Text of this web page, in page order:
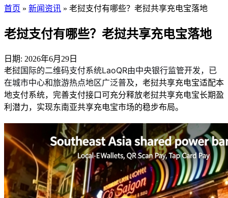
首页 » 新闻资讯 » 老挝支付有哪些？老挝共享充电宝落地
老挝支付有哪些？老挝共享充电宝落地
日期: 2026年6月29日
老挝国际的二维码支付系统LaoQR由中央银行监管开发，已
在城市中心和旅游热点地区广泛普及，老挝共享充电宝适配本
地支付系统，完善支付接口可充分释放老挝共享充电宝长期盈
利潜力，实现东南亚共享充电宝市场的稳步布局。